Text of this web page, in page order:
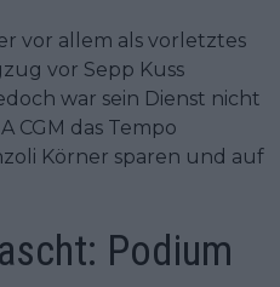
vor allem als vorletztes
vor Sepp Kuss
war sein Dienst nicht
CGM das Tempo
Körner sparen und auf
Podium